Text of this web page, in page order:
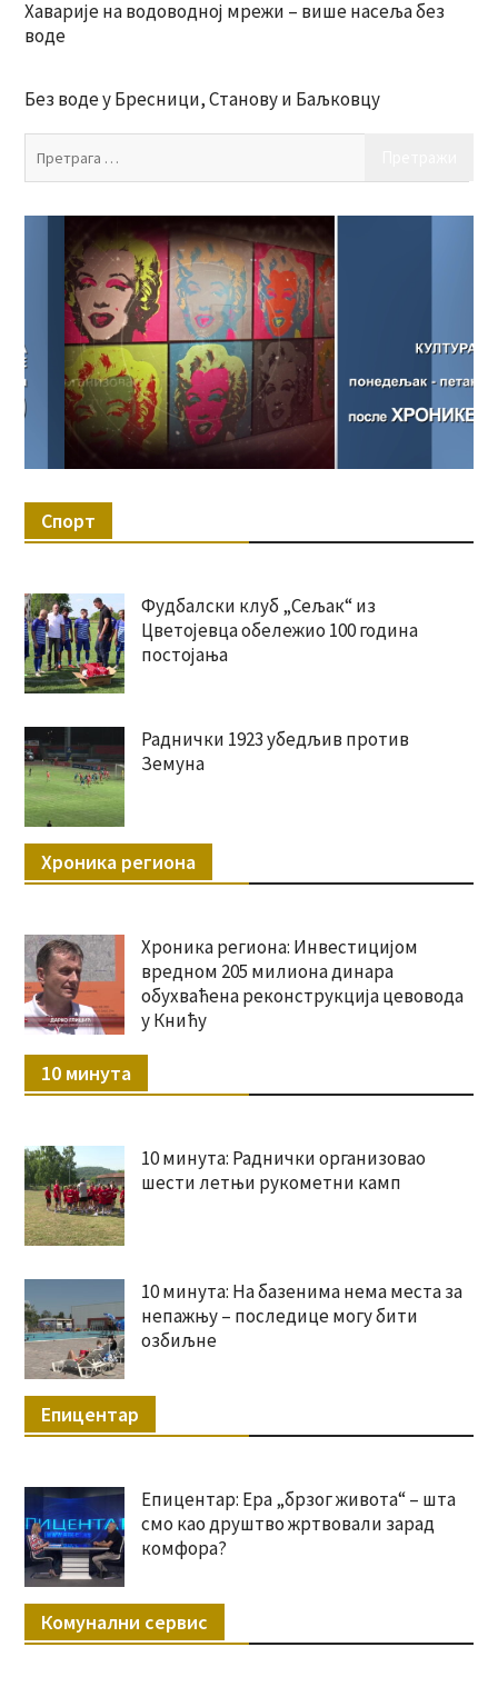
Хаварије на водоводној мрежи – више насеља без
воде
Без воде у Бресници, Станову и Баљковцу
Спорт
Фудбалски клуб „Сељак“ из
Цветојевца обележио 100 година
постојања
Раднички 1923 убедљив против
Земуна
Хроника региона
Хроника региона: Инвестицијом
вредном 205 милиона динара
обухваћена реконструкција цевовода
у Книћу
10 минута
10 минута: Раднички организовао
шести летњи рукометни камп
10 минута: На базенима нема места за
непажњу – последице могу бити
озбиљне
Епицентар
Епицентар: Ера „брзог живота“ – шта
смо као друштво жртвовали зарад
комфора?
Комунални сервис